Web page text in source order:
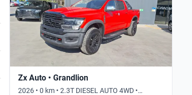
Zx Auto • Grandlion
2026 • 0 km • 2.3T DIESEL AUTO 4WD •